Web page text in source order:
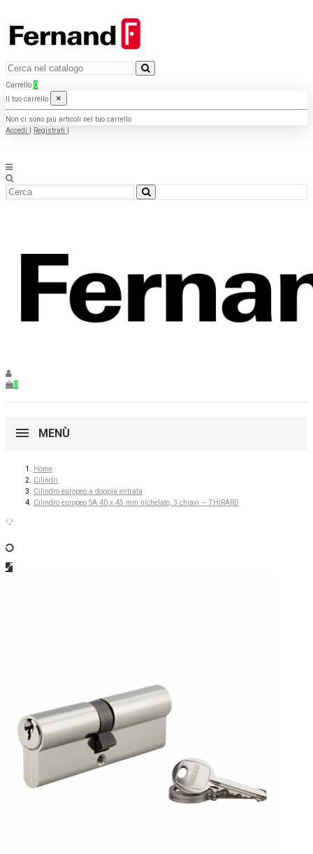
Carrello 0
Il tuo carrello
×
Non ci sono più articoli nel tuo carrello
Accedi
Registrati
0
MENÙ
Home
Cilindri
Cilindro europeo a doppia entrata
Cilindro europeo SA 40 x 45 mm nichelato, 3 chiavi – THIRARD